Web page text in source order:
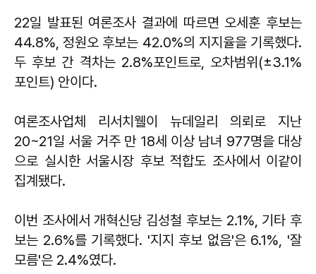
22일 발표된 여론조사 결과에 따르면 오세훈 후보는
44.8%, 정원오 후보는 42.0%의 지지율을 기록했다.
두 후보 간 격차는 2.8%포인트로, 오차범위(±3.1%
포인트) 안이다.
여론조사업체 리서치웰이 뉴데일리 의뢰로 지난
20~21일 서울 거주 만 18세 이상 남녀 977명을 대상
으로 실시한 서울시장 후보 적합도 조사에서 이같이
집계됐다.
이번 조사에서 개혁신당 김성철 후보는 2.1%, 기타 후
보는 2.6%를 기록했다. '지지 후보 없음'은 6.1%, '잘
모름'은 2.4%였다.